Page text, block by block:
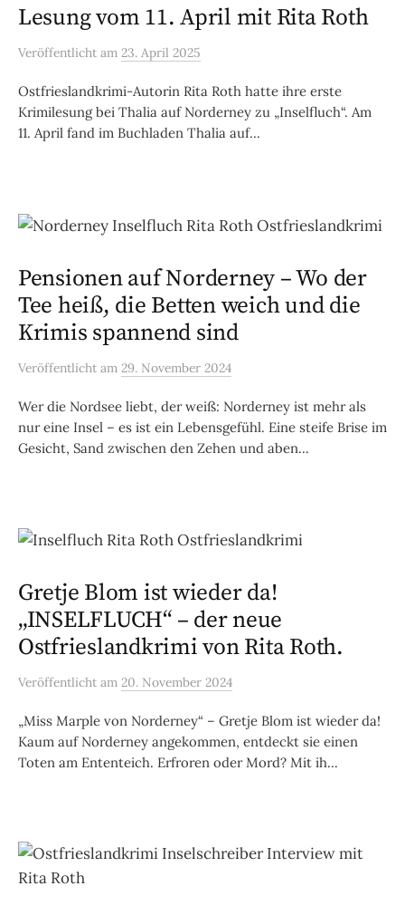
Lesung vom 11. April mit Rita Roth
Veröffentlicht am 23. April 2025
Ostfrieslandkrimi-Autorin Rita Roth hatte ihre erste
Krimilesung bei Thalia auf Norderney zu „Inselfluch“. Am
11. April fand im Buchladen Thalia auf...
Pensionen auf Norderney – Wo der
Tee heiß, die Betten weich und die
Krimis spannend sind
Veröffentlicht am 29. November 2024
Wer die Nordsee liebt, der weiß: Norderney ist mehr als
nur eine Insel – es ist ein Lebensgefühl. Eine steife Brise im
Gesicht, Sand zwischen den Zehen und aben...
Gretje Blom ist wieder da!
„INSELFLUCH“ – der neue
Ostfrieslandkrimi von Rita Roth.
Veröffentlicht am 20. November 2024
„Miss Marple von Norderney“ – Gretje Blom ist wieder da!
Kaum auf Norderney angekommen, entdeckt sie einen
Toten am Ententeich. Erfroren oder Mord? Mit ih...